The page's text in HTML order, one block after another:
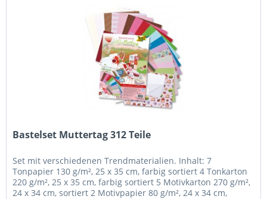
Bastelset Muttertag 312 Teile
Set mit verschiedenen Trendmaterialien. Inhalt: 7
Tonpapier 130 g/m², 25 x 35 cm, farbig sortiert 4 Tonkarton
220 g/m², 25 x 35 cm, farbig sortiert 5 Motivkarton 270 g/m²,
24 x 34 cm, sortiert 2 Motivpapier 80 g/m², 24 x 34 cm,